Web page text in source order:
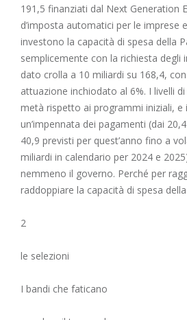
191,5 finanziati dal Next Generation
d’imposta automatici per le imprese
investono la capacità di spesa della
semplicemente con la richiesta degli
dato crolla a 10 miliardi su 168,4,
attuazione inchiodato al 6%. I livelli
metà rispetto ai programmi iniziali, e
un’impennata dei pagamenti (dai
40,9 previsti per quest’anno fino a
miliardi in calendario per 2024 e
nemmeno il governo. Perché per
raddoppiare la capacità di spesa
2
le selezioni
I bandi che faticano